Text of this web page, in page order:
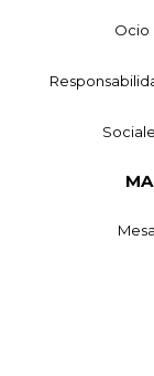
Ocio